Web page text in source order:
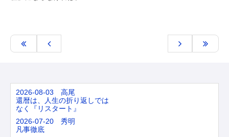
2026-08-03 高尾
還暦は、人生の折り返しでは
なく『リスタート』
2026-07-20 秀明
凡事徹底